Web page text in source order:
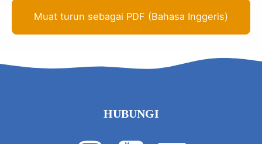
Muat turun sebagai PDF (Bahasa Inggeris)
HUBUNGI